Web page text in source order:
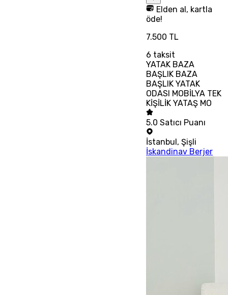
Elden al, kartla
öde!
7.500 TL
6 taksit
YATAK BAZA
BAŞLIK BAZA
BAŞLIK YATAK
ODASI MOBİLYA TEK
KİŞİLİK YATAŞ MO
5.0 Satıcı Puanı
İstanbul ,Şişli
İskandinav Berjer